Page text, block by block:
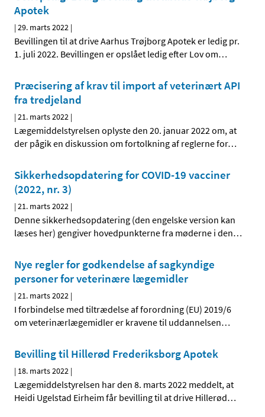
Apotek
|29. marts 2022 |
Bevillingen til at drive Aarhus Trøjborg Apotek er ledig pr.
1. juli 2022. Bevillingen er opslået ledig efter Lov om…
Præcisering af krav til import af veterinært API
fra tredjeland
|21. marts 2022 |
Lægemiddelstyrelsen oplyste den 20. januar 2022 om, at
der pågik en diskussion om fortolkning af reglerne for…
Sikkerhedsopdatering for COVID-19 vacciner
(2022, nr. 3)
|21. marts 2022 |
Denne sikkerhedsopdatering (den engelske version kan
læses her) gengiver hovedpunkterne fra møderne i den…
Nye regler for godkendelse af sagkyndige
personer for veterinære lægemidler
|21. marts 2022 |
I forbindelse med tiltrædelse af forordning (EU) 2019/6
om veterinærlægemidler er kravene til uddannelsen…
Bevilling til Hillerød Frederiksborg Apotek
| 18. marts 2022 |
Lægemiddelstyrelsen har den 8. marts 2022 meddelt, at
Heidi Ugelstad Eirheim får bevilling til at drive Hillerød…